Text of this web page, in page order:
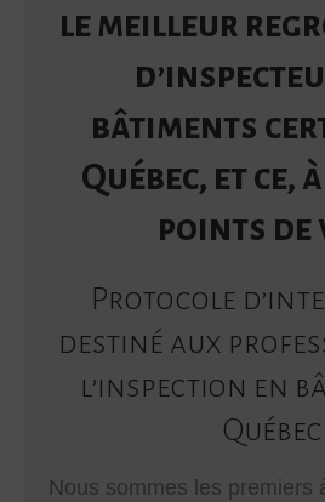
le meilleur
bâtiments
Québec, et ce,
points de
Protocole
destiné aux
l’inspection en
Québec
Nous sommes les premiers